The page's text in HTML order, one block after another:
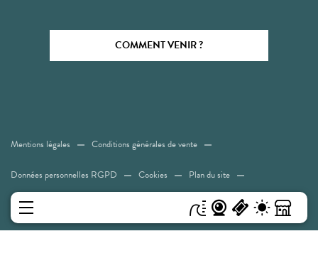
COMMENT VENIR ?
Mentions légales Conditions générales de vente
Données personnelles RGPD Cookies Plan du site
Accessibilité: Non conforme